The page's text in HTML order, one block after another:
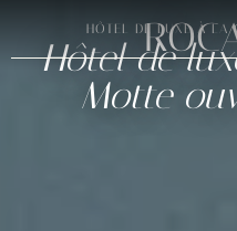
HÔTEL DE LUXE À LA
Hôtel de
Motte